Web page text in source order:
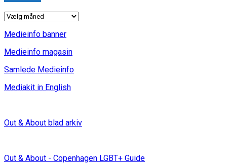
INDLÆG
Medieinfo banner
Medieinfo magasin
Samlede Medieinfo
Mediakit in English
Out & About blad arkiv
Out & About - Copenhagen LGBT+ Guide